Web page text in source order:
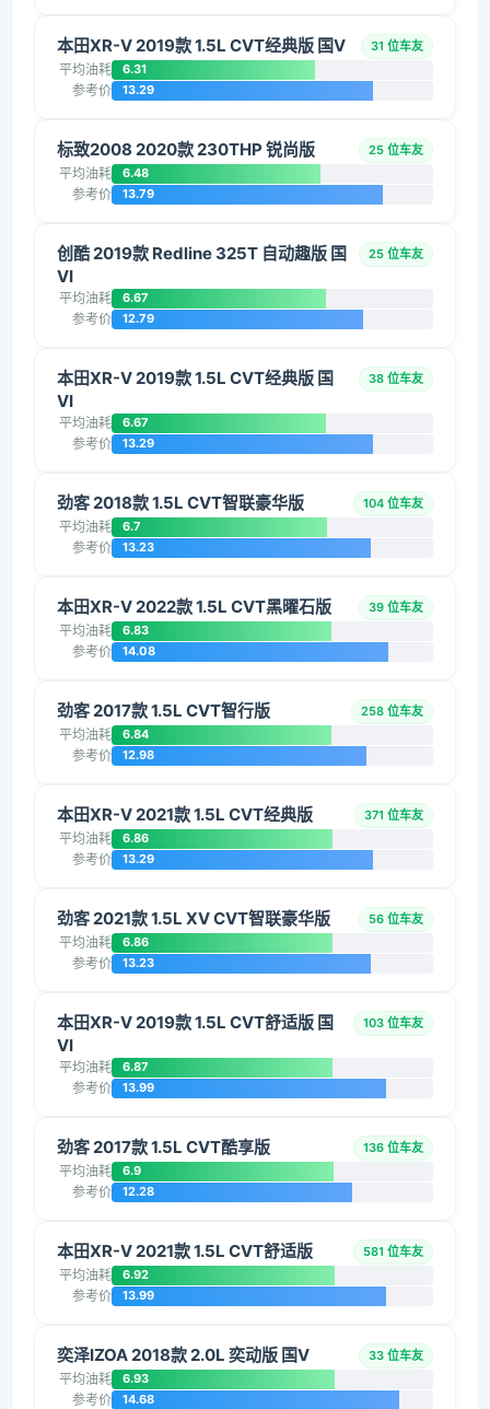
本田XR-V 2019款 1.5L CVT经典版 国V 31 位车友
平均油耗 6.31
参考价 13.29
标致2008 2020款 230THP 锐尚版 25 位车友
平均油耗 6.48
参考价 13.79
创酷 2019款 Redline 325T 自动趣版 国
VI
25 位车友
平均油耗 6.67
参考价 12.79
本田XR-V 2019款 1.5L CVT经典版 国
VI
38 位车友
平均油耗 6.67
参考价 13.29
劲客 2018款 1.5L CVT智联豪华版 104 位车友
平均油耗 6.7
参考价 13.23
本田XR-V 2022款 1.5L CVT黑曜石版 39 位车友
平均油耗 6.83
参考价 14.08
劲客 2017款 1.5L CVT智行版 258 位车友
平均油耗 6.84
参考价 12.98
本田XR-V 2021款 1.5L CVT经典版 371 位车友
平均油耗 6.86
参考价 13.29
劲客 2021款 1.5L XV CVT智联豪华版 56 位车友
平均油耗 6.86
参考价 13.23
本田XR-V 2019款 1.5L CVT舒适版 国
VI
103 位车友
平均油耗 6.87
参考价 13.99
劲客 2017款 1.5L CVT酷享版 136 位车友
平均油耗 6.9
参考价 12.28
本田XR-V 2021款 1.5L CVT舒适版 581 位车友
平均油耗 6.92
参考价 13.99
奕泽IZOA 2018款 2.0L 奕动版 国V 33 位车友
平均油耗 6.93
参考价 14.68